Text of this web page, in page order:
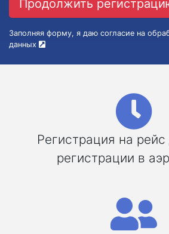
Заполняя форму, я даю согласие на
данных
Регистрация на
регистрации в